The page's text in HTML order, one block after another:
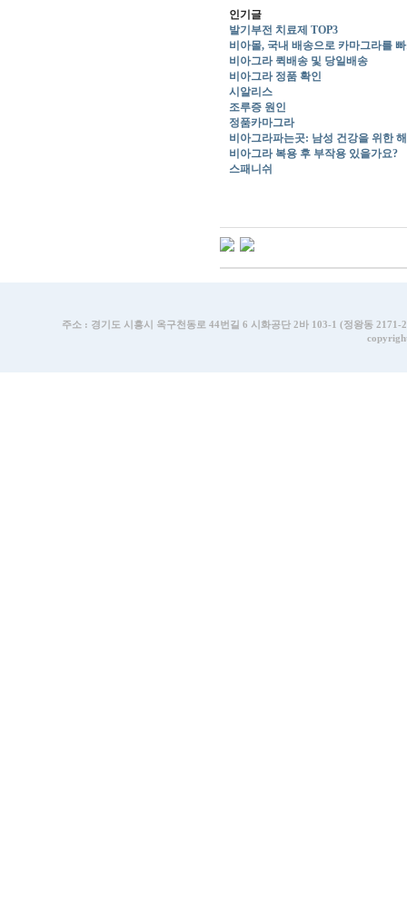
인기글
발기부전 치료제 TOP3
비아몰, 국내 배송으로 카마그라를
비아그라 퀵배송 및 당일배송
비아그라 정품 확인
시알리스
조루증 원인
정품카마그라
비아그라파는곳: 남성 건강을 위한
비아그라 복용 후 부작용 있을가요?
스패니쉬
주소 : 경기도 시흥시 옥구천동로 44번길 6 시화공단 2바 103-1 (정왕동